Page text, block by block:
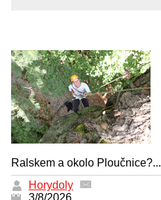
Ralskem a okolo Ploučnice?...
Horydoly